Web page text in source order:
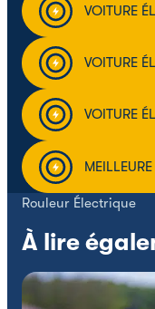
VOITURE
VOITURE
VOITURE
Rouleur Électrique
À lire